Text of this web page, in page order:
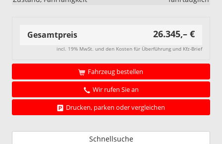
Gesamtpreis 26.345,– €
incl. 19% MwSt. und den Kosten für Überführung und Kfz-Brief
Fahrzeug bestellen
Wir rufen Sie an
Drucken, parken oder vergleichen
Schnellsuche